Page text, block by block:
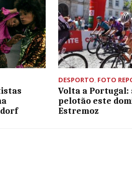
DESPORTO, FOTO
Volta a Portugal:
pelotão este
Estremoz